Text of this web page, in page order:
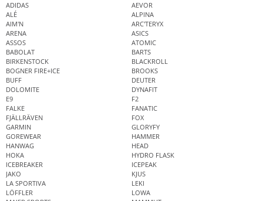
ADIDAS
AEVOR
ALÉ
ALPINA
AIM'N
ARC'TERYX
ARENA
ASICS
ASSOS
ATOMIC
BABOLAT
BARTS
BIRKENSTOCK
BLACKROLL
BOGNER FIRE+ICE
BROOKS
BUFF
DEUTER
DOLOMITE
DYNAFIT
E9
F2
FALKE
FANATIC
FJÄLLRÄVEN
FOX
GARMIN
GLORYFY
GOREWEAR
HAMMER
HANWAG
HEAD
HOKA
HYDRO FLASK
ICEBREAKER
ICEPEAK
JAKO
KJUS
LA SPORTIVA
LEKI
LÖFFLER
LOWA